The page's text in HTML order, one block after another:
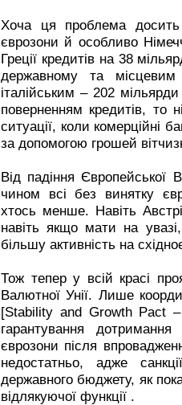
Хоча ця проблема досить
єврозони й особливо
Греції кредитів на 38
державному та
італійським – 202
поверненням кредитів, то
ситуації, коли комерційні
за допомогою грошей
Від падіння Європейської
чином всі без винятку
хтось менше. Навіть
навіть якщо мати на
більшу активність на
Тож тепер у всій красі
Валютної Унії. Лише
[Stability and Growth Pact –
гарантування
єврозони після
недостатньо, адже
державного бюджету, як
відлякуючої функції .